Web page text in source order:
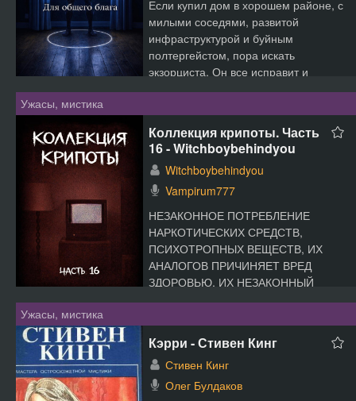
Если купил дом в хорошем районе, с
милыми соседями, развитой
инфраструктурой и буйным
полтергейстом, пора искать
экзорциста. Он все исправит и
сделает...
Ужасы, мистика
Коллекция крипоты. Часть
16 - Witchboybehindyou
Witchboybehindyou
Vampirum777
НЕЗАКОННОЕ ПОТРЕБЛЕНИЕ
НАРКОТИЧЕСКИХ СРЕДСТВ,
ПСИХОТРОПНЫХ ВЕЩЕСТВ, ИХ
АНАЛОГОВ ПРИЧИНЯЕТ ВРЕД
ЗДОРОВЬЮ, ИХ НЕЗАКОННЫЙ
ОБОРОТ ЗАПРЕЩЕН И ВЛЕЧЕТ
Ужасы, мистика
Кэрри - Стивен Кинг
Стивен Кинг
Олег Булдаков